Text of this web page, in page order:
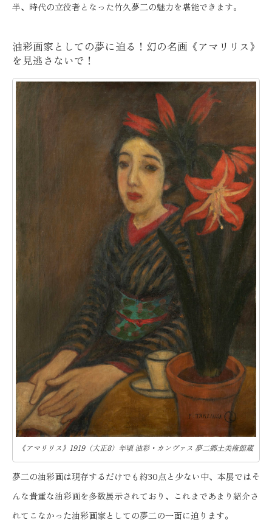
半、時代の立役者となった竹久夢二の魅力を堪能できます。
油彩画家としての夢に迫る！幻の名画《アマリリス》
を見逃さないで！
《アマリリス》1919（大正8）年頃 油彩・カンヴァス 夢二郷土美術館蔵
夢二の油彩画は現存するだけでも約30点と少ない中、本展ではそ
んな貴重な油彩画を多数展示されており、これまであまり紹介さ
れてこなかった油彩画家としての夢二の一面に迫ります。